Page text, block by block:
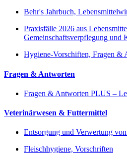
Behr's Jahrbuch,
Praxisfälle 2026 aus
Gemeinschaftsverpflegung und
Hygiene-Vorschiften, Fragen &
Fragen & Antworten
Fragen & Antworten PLUS –
Veterinärwesen & Futtermittel
Entsorgung und Verwertung
Fleischhygiene, Vorschriften